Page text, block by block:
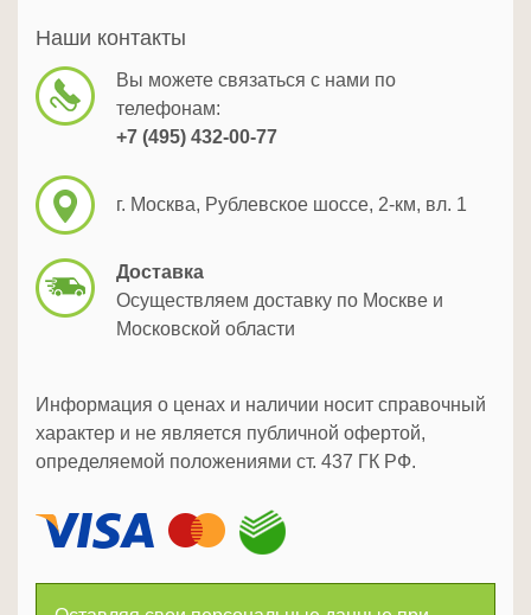
Наши контакты
Вы можете связаться с нами по
телефонам:
+7 (495) 432-00-77
г. Москва, Рублевское шоссе, 2-км, вл. 1
Доставка
Осуществляем доставку по Москве и
Московской области
Информация о ценах и наличии носит справочный
характер и не является публичной офертой,
определяемой положениями ст. 437 ГК РФ.